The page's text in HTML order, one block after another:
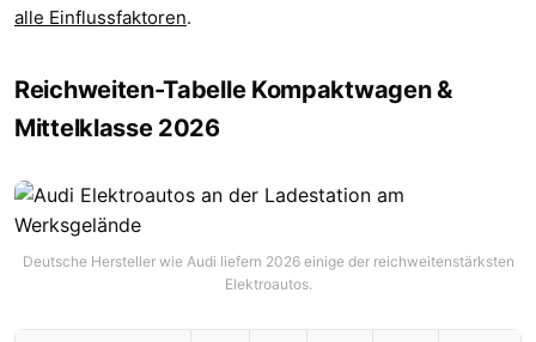
alle Einflussfaktoren.
Reichweiten-Tabelle Kompaktwagen &
Mittelklasse 2026
Deutsche Hersteller wie Audi liefern 2026 einige der reichweitenstärksten
Elektroautos.